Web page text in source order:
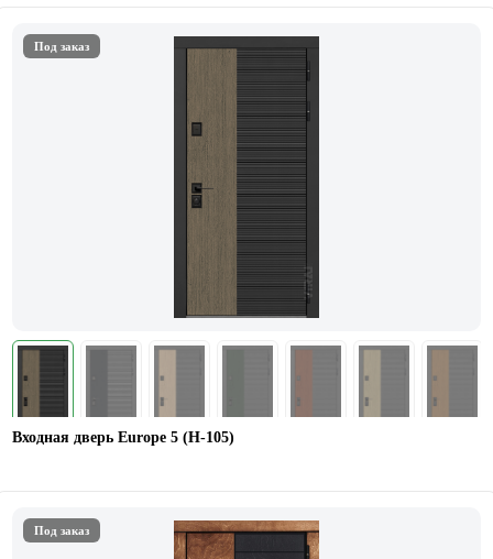
Под заказ
Входная дверь Europe 5 (H-105)
Под заказ